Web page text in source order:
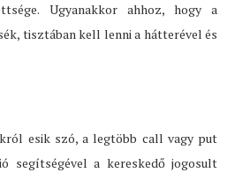
Ugyanakkor ahhoz, hogy a
tisztában kell lenni a hátterével és
esik szó, a legtöbb call vagy put
segítségével a kereskedő jogosult